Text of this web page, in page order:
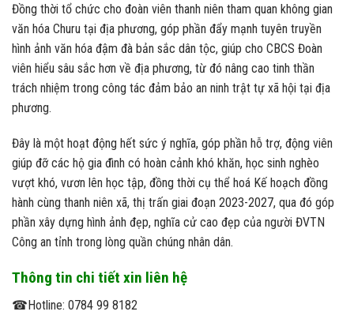
Đồng thời tổ chức cho đoàn viên thanh niên tham quan không gian
văn hóa Churu tại địa phương, góp phần đẩy mạnh tuyên truyền
hình ảnh văn hóa đậm đà bản sắc dân tộc, giúp cho CBCS Đoàn
viên hiểu sâu sắc hơn về địa phương, từ đó nâng cao tinh thần
trách nhiệm trong công tác đảm bảo an ninh trật tự xã hội tại địa
phương.
Đây là một hoạt động hết sức ý nghĩa, góp phần hỗ trợ, động viên
giúp đỡ các hộ gia đình có hoàn cảnh khó khăn, học sinh nghèo
vượt khó, vươn lên học tập, đồng thời cụ thể hoá Kế hoạch đồng
hành cùng thanh niên xã, thị trấn giai đoạn 2023-2027, qua đó góp
phần xây dựng hình ảnh đẹp, nghĩa cử cao đẹp của người ĐVTN
Công an tỉnh trong lòng quần chúng nhân dân.
Thông tin chi tiết xin liên hệ
☎Hotline: 0784 99 8182